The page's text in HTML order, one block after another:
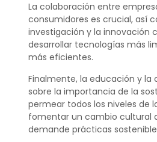
La colaboración entre
consumidores es crucial, así
investigación y la innovación
desarrollar tecnologías más
más eficientes.
Finalmente, la educación y la
sobre la importancia de la
permear todos los niveles de
fomentar un cambio cultural
demande prácticas